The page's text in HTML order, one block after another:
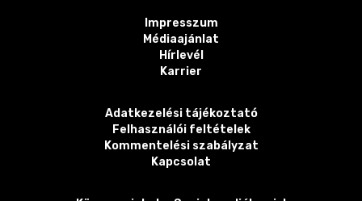
Impresszum
Médiaajánlat
Hírlevél
Karrier
Adatkezelési tájékoztató
Felhasználói feltételek
Kommentelési szabályzat
Kapcsolat